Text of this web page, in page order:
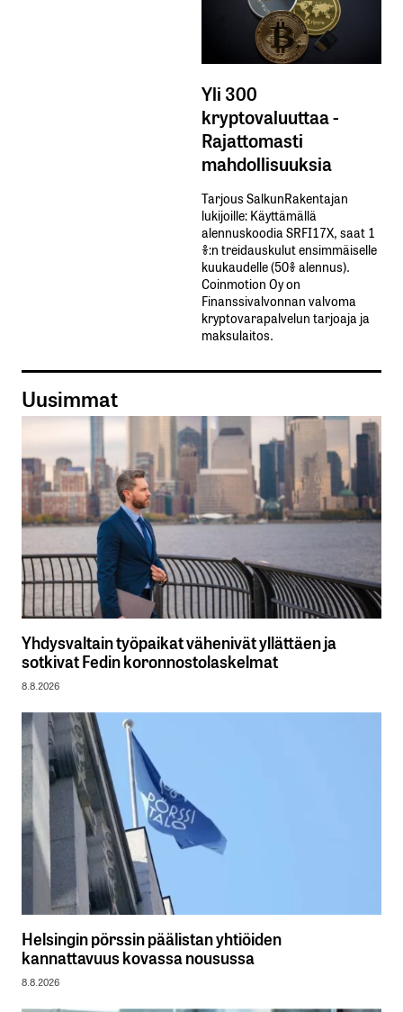
Yli 300
kryptovaluuttaa -
Rajattomasti
mahdollisuuksia
Tarjous SalkunRakentajan
lukijoille: Käyttämällä​ ​
alennuskoodia​ ​SRFI17X,​ ​saat​ ​1
%:n treidauskulut​ ​ensimmäiselle​ ​
kuukaudelle​ ​(50%​ ​alennus).
Coinmotion Oy on
Finanssivalvonnan valvoma
kryptovarapalvelun tarjoaja ja
maksulaitos.
Uusimmat
Yhdysvaltain työpaikat vähenivät yllättäen ja
sotkivat Fedin koronnostolaskelmat
8.8.2026
Helsingin pörssin päälistan yhtiöiden
kannattavuus kovassa nousussa
8.8.2026